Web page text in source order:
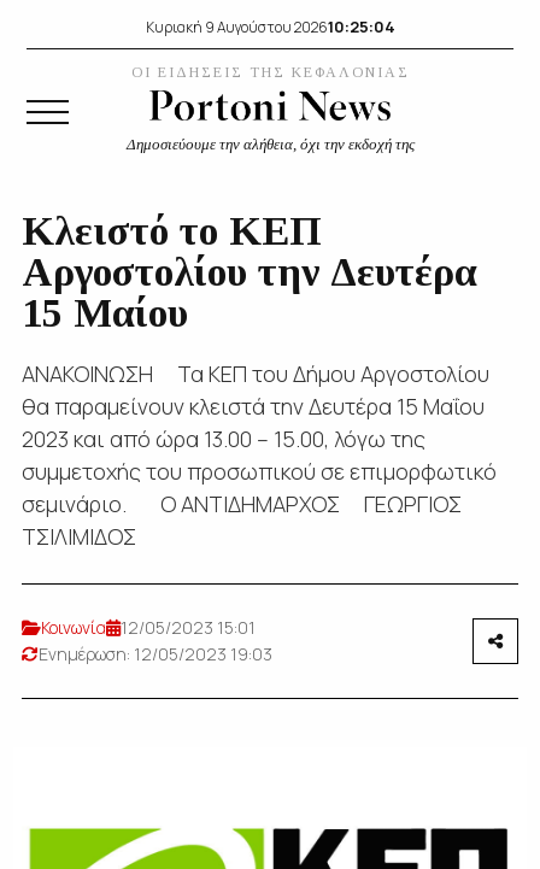
Κυριακή 9 Αυγούστου 202610:25:05
ΟΙ ΕΙΔΗΣΕΙΣ ΤΗΣ ΚΕΦΑΛΟΝΙΑΣ
Δημοσιεύουμε την αλήθεια, όχι την εκδοχή της
Κλειστό το ΚΕΠ
Αργοστολίου την Δευτέρα
15 Μαίου
ΑΝΑΚΟΙΝΩΣΗ Τα ΚΕΠ του Δήμου Αργοστολίου
θα παραμείνουν κλειστά την Δευτέρα 15 Μαΐου
2023 και από ώρα 13.00 – 15.00, λόγω της
συμμετοχής του προσωπικού σε επιμορφωτικό
σεμινάριο. Ο ΑΝΤΙΔΗΜΑΡΧΟΣ ΓΕΩΡΓΙΟΣ
ΤΣΙΛΙΜΙΔΟΣ
Κοινωνία
12/05/2023 15:01
Ενημέρωση: 12/05/2023 19:03